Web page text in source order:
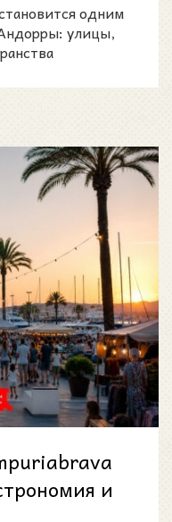
одним
улицы,
и